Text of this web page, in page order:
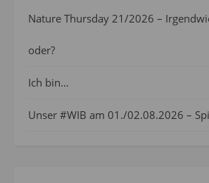
Nature Thursday 21/2026 –
oder?
Ich bin…
Unser #WIB am 01./02.08.2026 –